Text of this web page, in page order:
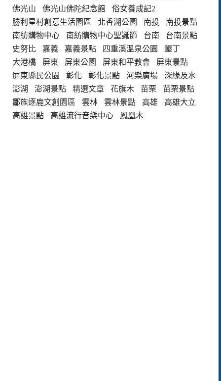
佛光山
佛光山佛陀紀念館
俗女養成記2
勝利星村創意生活園區
北香湖公園 南投
南投景點
南紡購物中心
南紡購物中心聖誕節 台南
台南景點
史努比
嘉義 嘉義景點 四重溪溫泉公園
墾丁
大港橋
屏東 屏東公園 屏東和平教會
屏東景點
屏東縣民公園
彰化 彰化景點 河樂廣場
深緣及水
澎湖
澎湖景點 精選文章 花旗木 苗栗
苗栗景點
鄒族逐鹿文創園區
雲林 雲林景點 高雄
高雄大立
高雄景點
高雄流行音樂中心 鳳凰木